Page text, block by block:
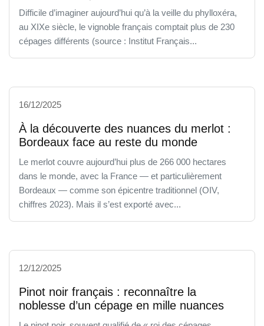
Difficile d’imaginer aujourd’hui qu’à la veille du phylloxéra,
au XIXe siècle, le vignoble français comptait plus de 230
cépages différents (source : Institut Français...
16/12/2025
À la découverte des nuances du merlot :
Bordeaux face au reste du monde
Le merlot couvre aujourd’hui plus de 266 000 hectares
dans le monde, avec la France — et particulièrement
Bordeaux — comme son épicentre traditionnel (OIV,
chiffres 2023). Mais il s’est exporté avec...
12/12/2025
Pinot noir français : reconnaître la
noblesse d’un cépage en mille nuances